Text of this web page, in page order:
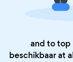
and to top
beschikbaar at